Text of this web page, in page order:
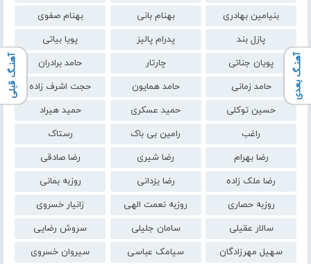
بنیامین بهادری
بهنام بانی
بهنام صفوی
پازل بند
پدرام پالیز
پویا بیاتی
پویان جناتی
چارتار
حامد برادران
حامد زمانی
حامد همایون
حجت اشرف زاده
حسین توکلی
حمید عسکری
حمید هیراد
راغب
رامین بی باک
رستاک
رضا بهرام
رضا شیری
رضا صادقی
رضا ملک زاده
رضا یزدانی
روزبه بمانی
روزبه حصاری
روزبه نعمت الهی
زانیار خسروی
سالار عقیلی
سامان جلیلی
سروش رضایی
سهیل مهرزادگان
سیامک عباسی
سیروان خسروی
آهنـگ بعدی آهنـگ قبلی